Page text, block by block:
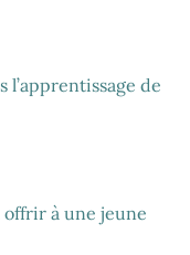
l’apprentissage de
à une jeune